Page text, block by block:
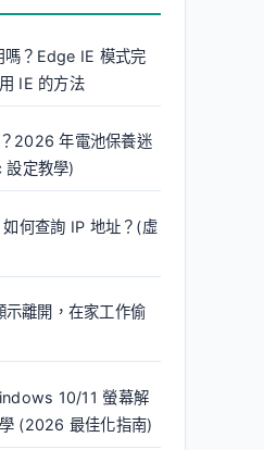
？Edge IE 模式完
IE 的方法
2026 年電池保養迷
定教學)
如何查詢 IP 地址？(虛
離開，在家工作偷
10/11 螢幕解
(2026 最佳化指南)